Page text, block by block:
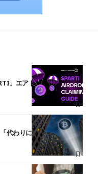
」エアドロップ開始―上
代わりにビットコイン現